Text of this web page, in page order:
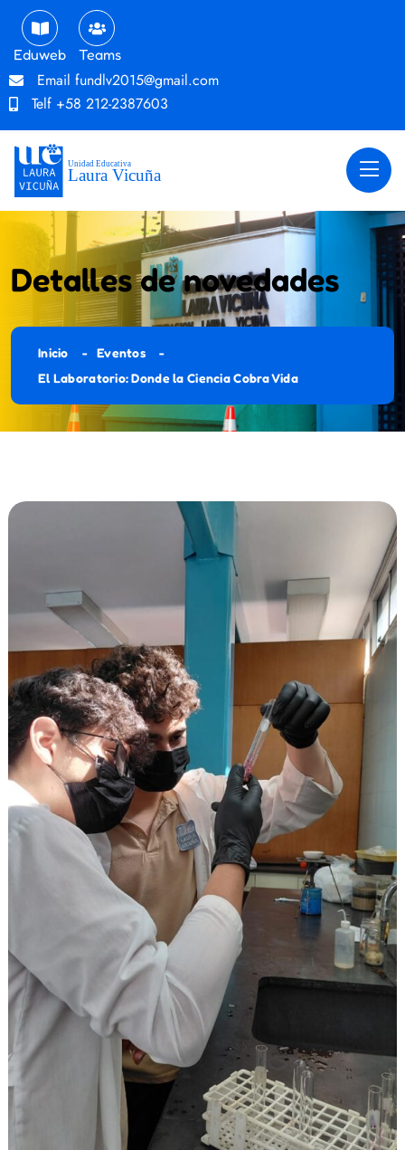
Eduweb Teams
Email fundlv2015@gmail.com
Telf +58 212-2387603
Detalles de novedades
Inicio
Eventos
El Laboratorio: Donde la Ciencia Cobra Vida